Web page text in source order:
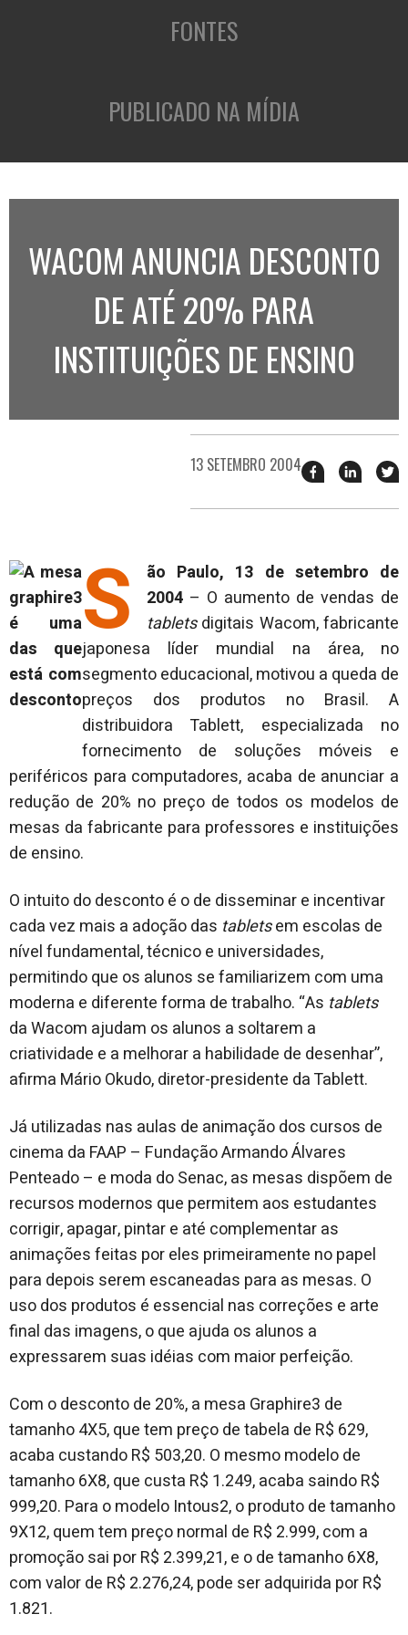
FONTES
PUBLICADO NA MÍDIA
WACOM ANUNCIA DESCONTO
DE ATÉ 20% PARA
INSTITUIÇÕES DE ENSINO
13 SETEMBRO 2004 Compartilhar
esse
no
esse
no
S
ão Paulo, 13 de setembro de
2004 – O aumento de vendas de
tabletsdigitais Wacom, fabricante
japonesa líder mundial na área, no
segmento educacional, motivou a queda de
preços dos produtos no Brasil. A
distribuidora Tablett, especializada no
fornecimento de soluções móveis e
periféricos para computadores, acaba de anunciar a
redução de 20% no preço de todos os modelos de
mesas da fabricante para professores e instituições
de ensino.
O intuito do desconto é o de disseminar e incentivar
cada vez mais a adoção das tabletsem escolas de
nível fundamental, técnico e universidades,
permitindo que os alunos se familiarizem com uma
moderna e diferente forma de trabalho. “As tablets
da Wacom ajudam os alunos a soltarem a
criatividade e a melhorar a habilidade de desenhar”,
afirma Mário Okudo, diretor-presidente da Tablett.
Já utilizadas nas aulas de animação dos cursos de
cinema da FAAP – Fundação Armando Álvares
Penteado – e moda do Senac, as mesas dispõem de
recursos modernos que permitem aos estudantes
corrigir, apagar, pintar e até complementar as
animações feitas por eles primeiramente no papel
para depois serem escaneadas para as mesas. O
uso dos produtos é essencial nas correções e arte
final das imagens, o que ajuda os alunos a
expressarem suas idéias com maior perfeição.
Com o desconto de 20%, a mesa Graphire3 de
tamanho 4X5, que tem preço de tabela de R$ 629,
acaba custando R$ 503,20. O mesmo modelo de
tamanho 6X8, que custa R$ 1.249, acaba saindo R$
999,20. Para o modelo Intous2, o produto de tamanho
9X12, quem tem preço normal de R$ 2.999, com a
promoção sai por R$ 2.399,21, e o de tamanho 6X8,
com valor de R$ 2.276,24, pode ser adquirida por R$
1.821.